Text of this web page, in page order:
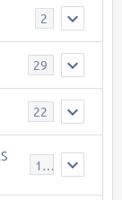
2
29
22
17